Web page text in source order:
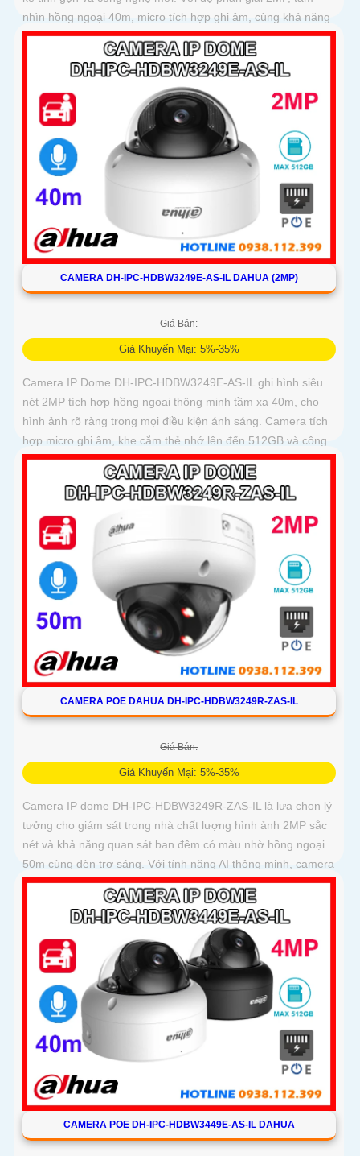
nhìn hồng ngoại 40m, micro tích hợp ghi âm, cùng khả năng
nhận diện chính xác người và phương tiện, camera giúp
giám sát chính xác, giảm thiểu cảnh báo sai, hỗ trợ khe thẻ
nhớ lên đến 256GB và cấp nguồn PoE
CAMERA DH-IPC-HDBW3249E-AS-IL DAHUA (2MP)
Giá Bán:
Giá Khuyến Mại: 5%-35%
Camera IP Dome DH-IPC-HDBW3249E-AS-IL ghi hình siêu
nét 2MP tích hợp hồng ngoại thông minh tầm xa 40m, cho
hình ảnh rõ ràng trong mọi điều kiện ánh sáng. Camera tích
hợp micro ghi âm, khe cắm thẻ nhớ lên đến 512GB và công
nghệ phát hiện chính xác người, xe giúp nâng cao hiệu quả
giám sát vượt trội
CAMERA POE DAHUA DH-IPC-HDBW3249R-ZAS-IL
Giá Bán:
Giá Khuyến Mại: 5%-35%
Camera IP dome DH-IPC-HDBW3249R-ZAS-IL là lựa chọn lý
tưởng cho giám sát trong nhà chất lượng hình ảnh 2MP sắc
nét và khả năng quan sát ban đêm có màu nhờ hồng ngoại
50m cùng đèn trợ sáng. Với tính năng AI thông minh, camera
dễ dàng nhận diện chính xác người và phương tiện, hỗ trợ
ghi âm qua micro tích hợp và lưu trữ tối đa 512GB qua khe
thẻ nhớ, camera hỗ trợ PoE lắp đặt dễ dàng
CAMERA POE DH-IPC-HDBW3449E-AS-IL DAHUA